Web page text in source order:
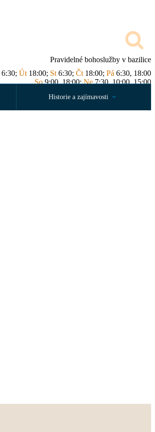
Pravidelné bohoslužby v bazilice
6:30; Út 18:00; St 6:30; Čt 18:00; Pá 6:30, 18:00
So9:00, 18:00;Ne7:30, 10:00, 15:00
Historie a zajímavosti